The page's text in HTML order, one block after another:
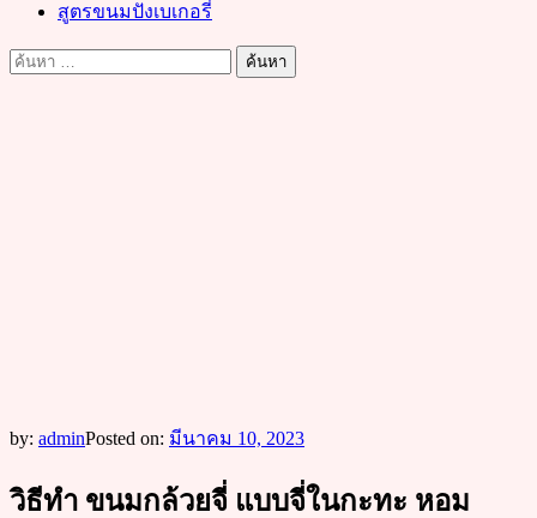
สูตรขนมปังเบเกอรี่
ค้นหา
by: adminPosted on: มีนาคม 10, 2023
วิธีทำ ขนมกล้วยจี่ แบบจี่ในกะทะ หอม